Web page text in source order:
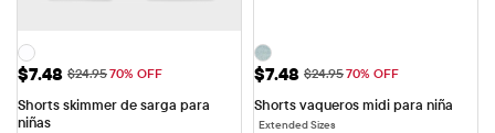
Precio de venta: $7.48
$7.48 Precio original: $24.95
$24.9570% OFF
Shorts skimmer de sarga para
niñas
Precio de venta: $7.48
$7.48 Precio original: $24.95
$24.9570% OFF
Shorts vaqueros midi para niña
Extended Sizes